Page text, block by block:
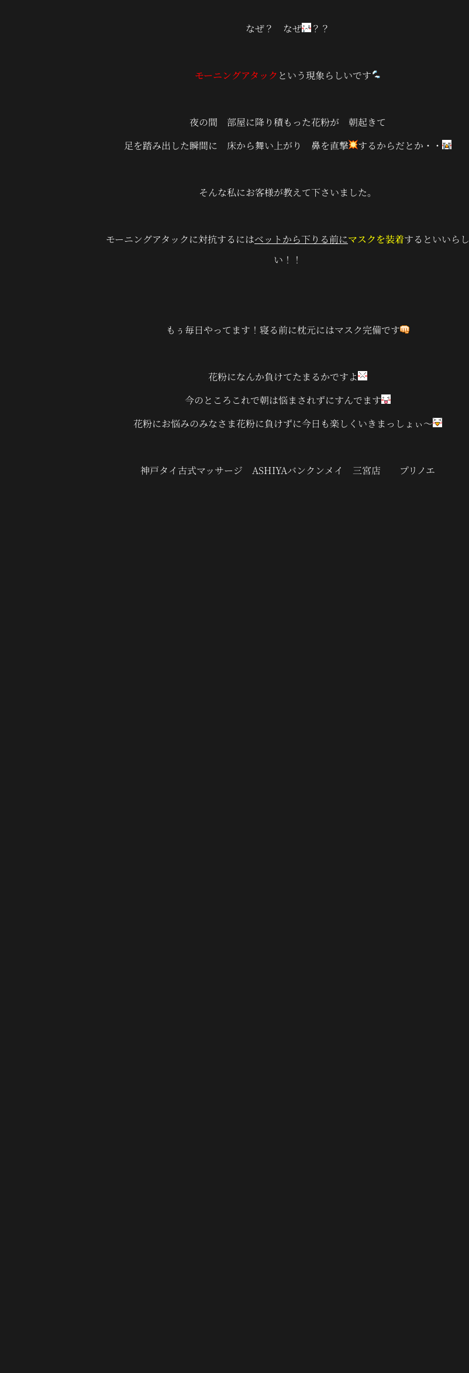
なぜ？ なぜ ？？
モーニングアタック という現象らしいです
夜の間 部屋に降り積もった花粉が 朝起きて
足を踏み出した瞬間に 床から舞い上がり 鼻を直撃
するからだとか・・
そんな私にお客様が教えて下さいました。
モーニングアタックに対抗するにはベットから下りる前にマスクを装着するといいらし
い！！
もぅ毎日やってます！寝る前に枕元にはマスク完備です
花粉になんか負けてたまるかですよ
今のところこれで朝は悩まされずにすんでます
花粉にお悩みのみなさま花粉に負けずに今日も楽しくいきまっしょぃ～
神戸タイ古式マッサージ ASHIYAバンクンメイ 三宮店 プリノエ